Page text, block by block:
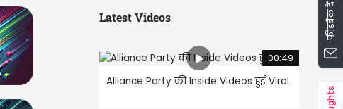
Latest Videos
00:49
Alliance Party की Inside Videos हुई Viral
फीडबैक दें